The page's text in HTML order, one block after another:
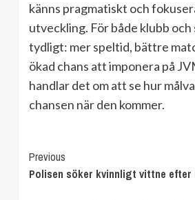
känns pragmatiskt och
utveckling. För både klubb och
tydligt: mer speltid, bättre
ökad chans att imponera på
handlar det om att se hur
chansen när den kommer.
Continue
Reading
Previous
Polisen söker kvinnligt vittne efter